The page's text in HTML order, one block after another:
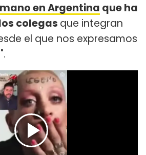
en Argentina que ha
colegas que integran
el que nos expresamos